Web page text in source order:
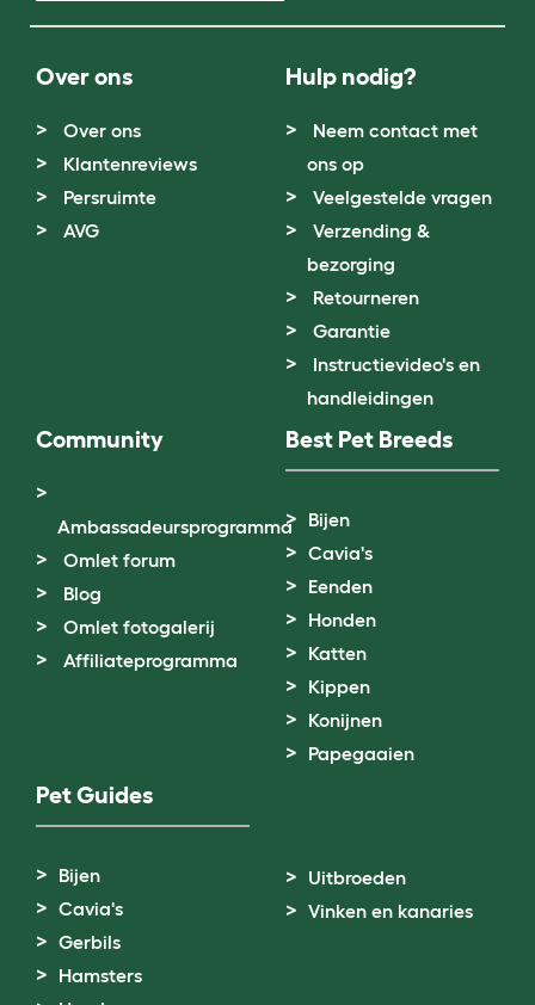
Over ons
Over ons
Klantenreviews
Persruimte
AVG
Hulp nodig?
Neem contact met
ons op
Veelgestelde vragen
Verzending &
bezorging
Retourneren
Garantie
Instructievideo's en
handleidingen
Community
Ambassadeursprogramma
Omlet forum
Blog
Omlet fotogalerij
Affiliateprogramma
Best Pet Breeds
Bijen
Cavia's
Eenden
Honden
Katten
Kippen
Konijnen
Papegaaien
Pet Guides
Bijen
Cavia's
Gerbils
Hamsters
Uitbroeden
Vinken en kanaries